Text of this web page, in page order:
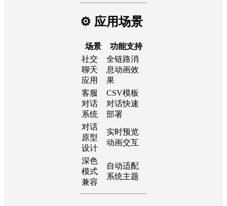
⚙️ 应用场景
场景
功能支持
社交
聊天
应用
全链路消
息动画效
果
客服
对话
系统
CSV模板
对话快速
部署
对话
原型
设计
实时预览
动画交互
深色
模式
兼容
自动适配
系统主题